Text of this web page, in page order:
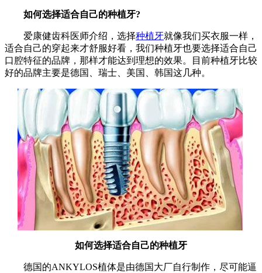
如何选择适合自己的种植牙?
爱康健齿科医师介绍，选择种植牙就像我们买衣服一样，
适合自己的穿起来才舒服好看，我们种植牙也要选择适合自己
口腔特征的品牌，那样才能达到理想的效果。目前种植牙比较
好的品牌主要是德国、瑞士、美国、韩国这几种。
如何选择适合自己的种植牙
德国的ANKYLOS植体是由德国大厂自行制作，尽可能逼